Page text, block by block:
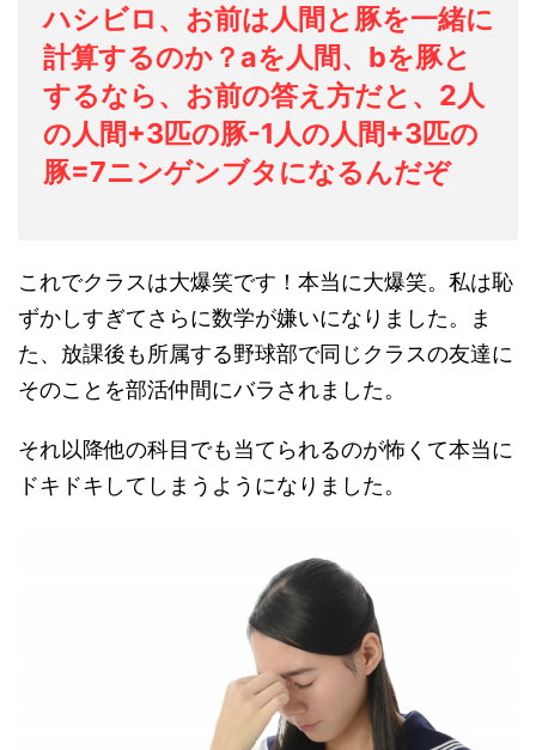
ハシビロ、お前は人間と豚を一緒に
計算するのか？aを人間、bを豚と
するなら、お前の答え方だと、2人
の人間+3匹の豚-1人の人間+3匹の
豚=7ニンゲンブタになるんだぞ
これでクラスは大爆笑です！本当に大爆笑。私は恥
ずかしすぎてさらに数学が嫌いになりました。ま
た、放課後も所属する野球部で同じクラスの友達に
そのことを部活仲間にバラされました。
それ以降他の科目でも当てられるのが怖くて本当に
ドキドキしてしまうようになりました。